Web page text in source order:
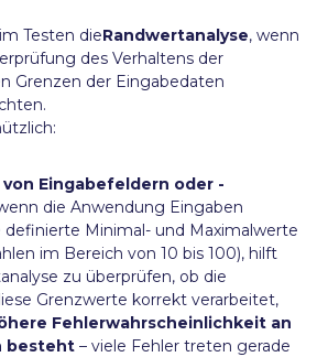
Testen dieRandwertanalyse, wenn
des Verhaltens der
Grenzen der Eingabedaten
Eingabefeldern oder -
die Anwendung Eingaben
definierte Minimal- und Maximalwerte
im Bereich von 10 bis 100), hilft
zu überprüfen, ob die
Grenzwerte korrekt verarbeitet,
Fehlerwahrscheinlichkeit an
besteht – viele Fehler treten gerade